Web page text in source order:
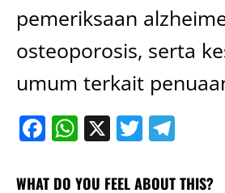
pemeriksaan
osteoporosis, serta
umum terkait
Facebook
WhatsApp
X Twitter
WHAT DO YOU FEEL ABOUT THIS?